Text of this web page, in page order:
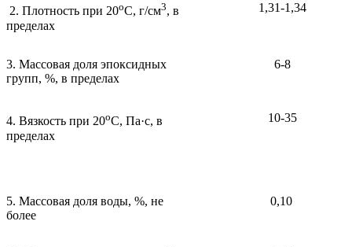
2. Плотность при 20оС, г/см3, в
пределах
1,31-1,34
3. Массовая доля эпоксидных
групп, %, в пределах
6-8
4. Вязкость при 20оС, Па·с, в
пределах
10-35
5. Массовая доля воды, %, не
более
0,10